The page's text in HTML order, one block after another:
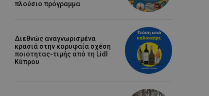
πλούσιο πρόγραμμα
Διεθνώς αναγνωρισμένα
κρασιά στην κορυφαία σχέση
ποιότητας-τιμής από τη Lidl
Κύπρου